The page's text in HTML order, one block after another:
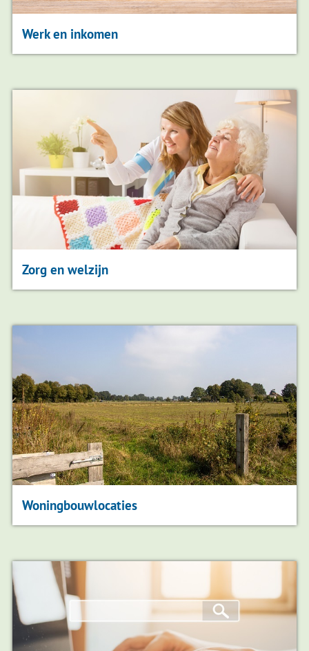
Werk en inkomen
Zorg en welzijn
Woningbouwlocaties